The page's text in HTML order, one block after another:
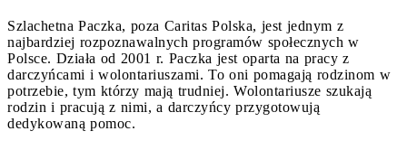
Szlachetna Paczka, poza Caritas Polska, jest jednym z
najbardziej rozpoznawalnych programów społecznych w
Polsce. Działa od 2001 r. Paczka jest oparta na pracy z
darczyńcami i wolontariuszami. To oni pomagają rodzinom w
potrzebie, tym którzy mają trudniej. Wolontariusze szukają
rodzin i pracują z nimi, a darczyńcy przygotowują
dedykowaną pomoc.